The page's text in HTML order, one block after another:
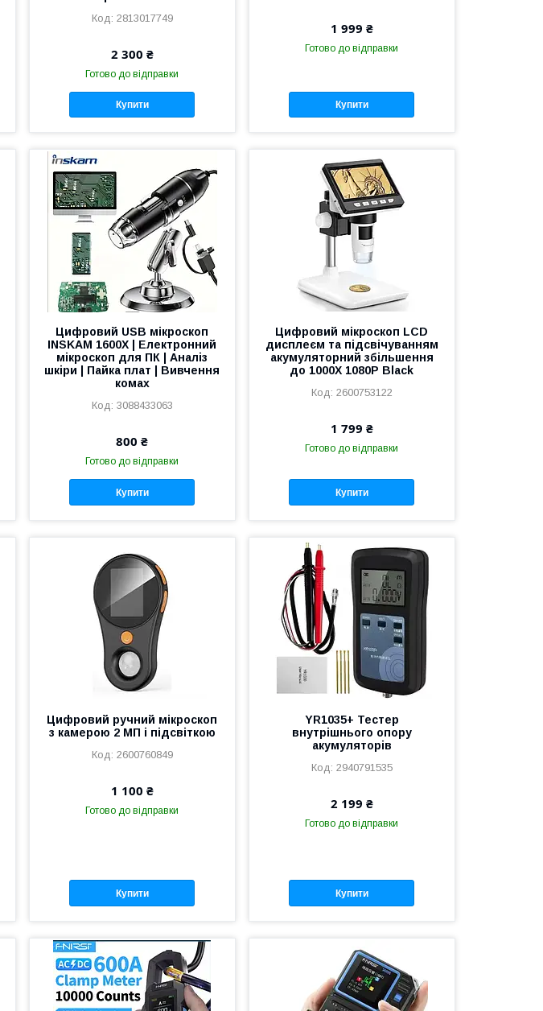
2813017749
2 300 ₴
Готово до відправки
Купити
1 999 ₴
Готово до відправки
Купити
Цифровий USB мікроскоп
INSKAM 1600X | Електронний
мікроскоп для ПК | Аналіз
шкіри | Пайка плат | Вивчення
комах
3088433063
800 ₴
Готово до відправки
Купити
Цифровий мікроскоп LCD
дисплеєм та підсвічуванням
акумуляторний збільшення
до 1000X 1080P Black
2600753122
1 799 ₴
Готово до відправки
Купити
Цифровий ручний мікроскоп
з камерою 2 МП і підсвіткою
2600760849
1 100 ₴
Готово до відправки
Купити
YR1035+ Тестер
внутрішнього опору
акумуляторів
2940791535
2 199 ₴
Готово до відправки
Купити